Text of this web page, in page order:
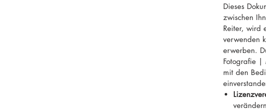
Dieses
zwischen
Reiter, wird
verwenden
erwerben.
Fotografie |
mit den